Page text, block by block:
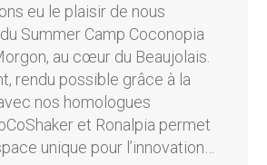
eu le plaisir de nous
Summer Camp Coconopia
au cœur du Beaujolais.
rendu possible grâce à la
nos homologues
et Ronalpia permet
unique pour l’innovation…